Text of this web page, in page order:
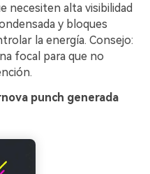
necesiten alta visibilidad
y bloques
la energía. Consejo:
focal para que no
punch generada